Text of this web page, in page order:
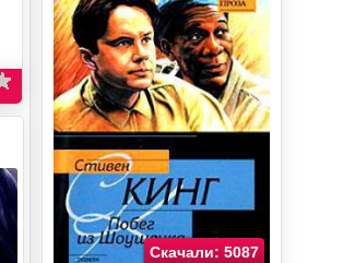
Скачали: 5087